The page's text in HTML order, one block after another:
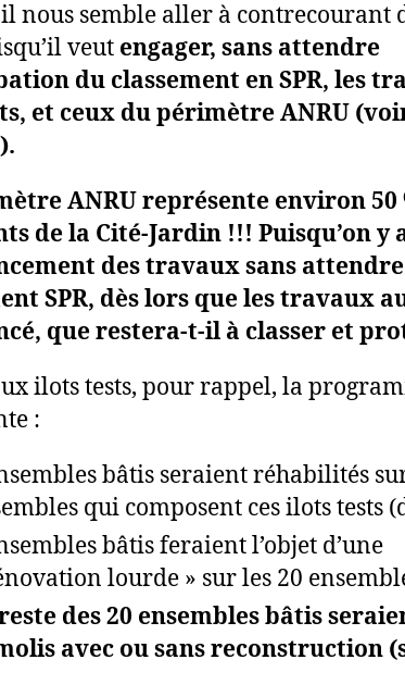
nous semble aller à contrecourant
veut engager, sans attendre
du classement en SPR, les
et ceux du périmètre ANRU
ANRU représente environ 50
de la Cité-Jardin !!! Puisqu’on y
des travaux sans
SPR, dès lors que les travaux
que restera-t-il à classer et
ilots tests, pour rappel, la
:
bâtis seraient réhabilités
qui composent ces ilots tests
bâtis feraient l’objet d’une
lourde » sur les 20
des 20 ensembles bâtis
avec ou sans reconstruction